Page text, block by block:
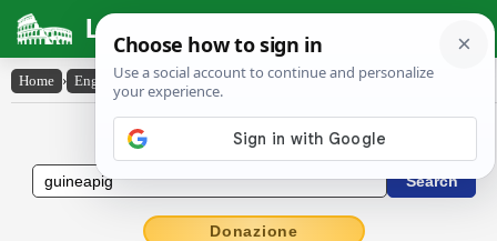
Latin Dictionary
Home › English-Latin › guinea-pig
English to Latin Dictionary
Donazione